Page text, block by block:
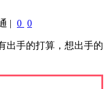
0 0
出手的打算，想出手的